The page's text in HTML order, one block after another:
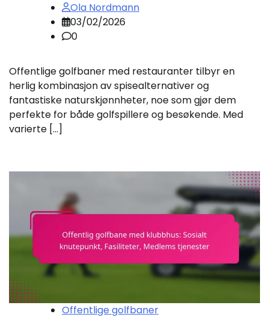
Ola Nordmann
03/02/2026
0
Offentlige golfbaner med restauranter tilbyr en
herlig kombinasjon av spisealternativer og
fantastiske naturskjønnheter, noe som gjør dem
perfekte for både golfspillere og besøkende. Med
varierte […]
Offentlige golfbaner